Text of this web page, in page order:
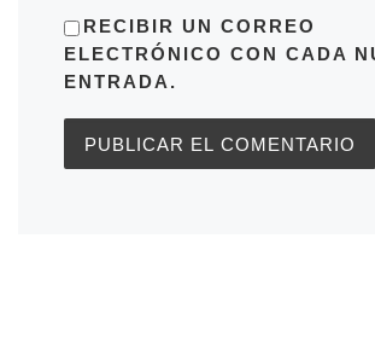
RECIBIR UN CORREO
ELECTRÓNICO CON CADA
ENTRADA.